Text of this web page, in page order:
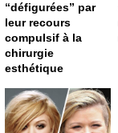
“défigurées” par
leur recours
compulsif à la
chirurgie
esthétique